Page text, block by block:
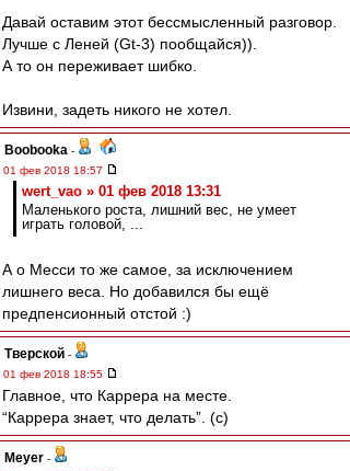
Давай оставим этот бессмысленный разговор.
Лучше с Леней (Gt-3) пообщайся)).
А то он переживает шибко.
Извини, задеть никого не хотел.
Boobooka -
01 фев 2018 18:57
wert_vao » 01 фев 2018 13:31
Маленького роста, лишний вес, не умеет
играть головой, ...
А о Месси то же самое, за исключением
лишнего веса. Но добавился бы ещё
предпенсионный отстой :)
Тверской -
01 фев 2018 18:55
Главное, что Каррера на месте.
“Каррера знает, что делать”. (с)
Meyer -